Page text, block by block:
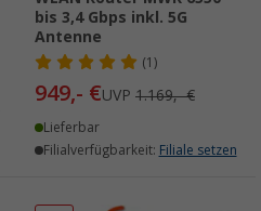
bis 3,4 Gbps inkl. 5G
Antenne
(1)
949,- €UVP 1.169,- €
Lieferbar
Filialverfügbarkeit: Filiale setzen